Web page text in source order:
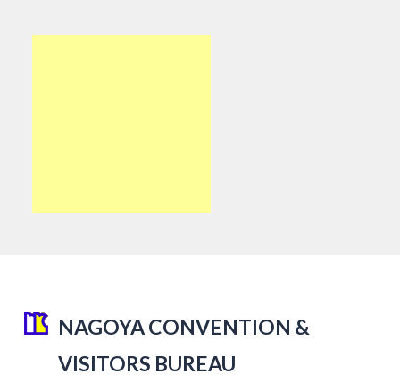
NAGOYA CONVENTION &
VISITORS BUREAU